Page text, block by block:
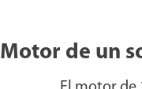
Motor de un